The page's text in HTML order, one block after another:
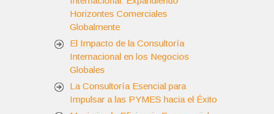
Horizontes Comerciales
Globalmente
El Impacto de la Consultoría
Internacional en los Negocios
Globales
La Consultoría Esencial para
Impulsar a las PYMES hacia el Éxito